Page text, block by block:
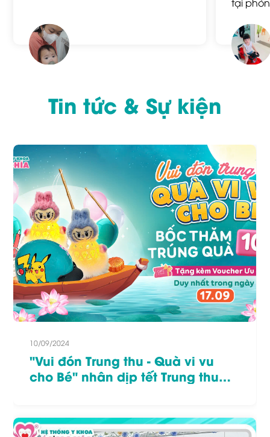
tại
Tin tức & Sự kiện
10/09/2024
"Vui đón Trung thu - Quà vi vu
cho Bé" nhân dịp tết Trung thu